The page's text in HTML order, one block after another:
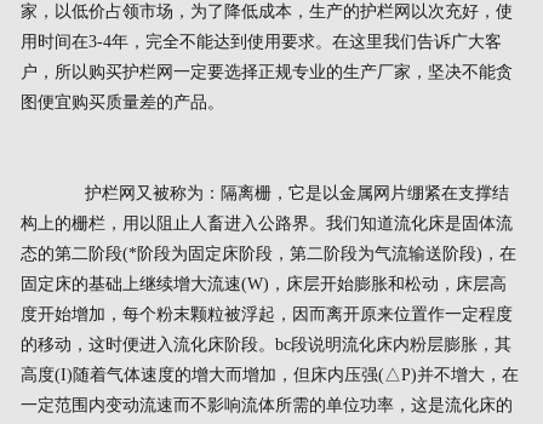
家，以低价占领市场，为了降低成本，生产的护栏网以次充好，使
用时间在3-4年，完全不能达到使用要求。在这里我们告诉广大客
户，所以购买护栏网一定要选择正规专业的生产厂家，坚决不能贪
图便宜购买质量差的产品。
护栏网又被称为：隔离栅，它是以金属网片绷紧在支撑结
构上的栅栏，用以阻止人畜进入公路界。我们知道流化床是固体流
态的第二阶段(*阶段为固定床阶段，第二阶段为气流输送阶段)，在
固定床的基础上继续增大流速(W)，床层开始膨胀和松动，床层高
度开始增加，每个粉末颗粒被浮起，因而离开原来位置作一定程度
的移动，这时便进入流化床阶段。bc段说明流化床内粉层膨胀，其
高度(I)随着气体速度的增大而增加，但床内压强(△P)并不增大，在
一定范围内变动流速而不影响流体所需的单位功率，这是流化床的